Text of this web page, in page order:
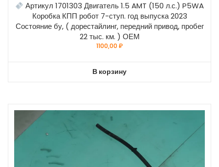
Артикул 1701303 Двигатель 1.5 AMT (150 л.с.) P5WA
Коробка КПП робот 7-ступ. год выпуска 2023
Состояние бу, ( дорестайлинг, передний привод, пробег
22 тыс. км. ) ОЕМ
1100,00₽
В корзину